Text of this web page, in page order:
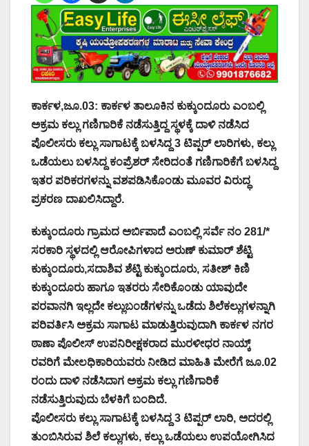
ಕಾರ್ಕಳ,ಜೂ.03: ಕಾರ್ಕಳ ತಾಲೂಕಿನ ಕುಕ್ಕುಂದೂರು ಎಂಬಲ್ಲಿ
ಅಕ್ರಮ ಕಲ್ಲು ಗಣಿಗಾರಿಕೆ ನಡೆಸುತ್ತಿದ್ದ ಸ್ಥಳಕ್ಕೆ ದಾಳಿ ನಡೆಸಿದ
ಪೊಲೀಸರು ಕಲ್ಲು ಸಾಗಾಟಕ್ಕೆ ಬಳಸಿದ್ದ 3 ಟಿಪ್ಪರ್ ಲಾರಿಗಳು, ಕಲ್ಲು
ಒಡೆಯಲು ಬಳಸಿದ್ದ ಕಂಪ್ರೆಶರ್ ಸೇರಿದಂತೆ ಗಣಿಗಾರಿಕೆಗೆ ಬಳಸಿದ್ದ
ಇತರ ಪರಿಕರಗಳನ್ನು ವಶಪಡಿಸಿಕೊಂಡು ಮೂವರ ವಿರುದ್ಧ
ಪ್ರಕರಣ ದಾಖಲಿಸಿದ್ದಾರೆ.
ಕುಕ್ಕುಂದೂರು ಗ್ರಾಮದ ಅರ್ಬಿಪಾದೆ ಎಂಬಲ್ಲಿ ಸರ್ವೆ ನಂ 281/*
ಸರಕಾರಿ ಸ್ಥಳದಲ್ಲಿ ಆರೋಪಿಗಳಾದ ಅರುಣ್ ಕುಮಾರ್ ಶೆಟ್ಟಿ
ಕುಕ್ಕುಂದೂರು,ಸದಾಶಿವ ಶೆಟ್ಟಿ ಕುಕ್ಕುಂದೂರು, ಸತೀಶ್ ಕಿಣಿ
ಕುಕ್ಕುಂದೂರು ಹಾಗೂ ಇತರರು ಸೇರಿಕೊಂಡು ಯಾವುದೇ
ಪರವಾನಗಿ ಇಲ್ಲದೇ ಕಲ್ಲುಬಂಡೆಗಳನ್ನು ಒಡೆದು ಶಿಲೆಕಲ್ಲುಗಳನ್ನಾಗಿ
ಪರಿವರ್ತಿಸಿ ಅಕ್ರಮ ಸಾಗಾಟ ಮಾಡುತ್ತಿರುವುದಾಗಿ ಕಾರ್ಕಳ ನಗರ
ಠಾಣಾ ಪೊಲೀಸ್ ಉಪನಿರೀಕ್ಷಕರಾದ ಮುರಳೀಧರ ನಾಯ್ಕ್
ರವರಿಗೆ ಮೇಲಧಿಕಾರಿಯವರು ನೀಡಿದ ಮಾಹಿತಿ ಮೇರೆಗೆ ಜೂ.02
ರಂದು ದಾಳಿ ನಡೆಸಿದಾಗ ಅಕ್ರಮ ಕಲ್ಲು ಗಣಿಗಾರಿಕೆ
ನಡೆಸುತ್ತಿರುವುದು ಬೆಳಕಿಗೆ ಬಂದಿದೆ.
ಪೊಲೀಸರು ಕಲ್ಲು ಸಾಗಾಟಕ್ಕೆ ಬಳಸಿದ್ದ 3 ಟಿಪ್ಪರ್ ಲಾರಿ, ಅದರಲ್ಲಿ
ತುಂಬಿಸಿರುವ ಶಿಲೆ ಕಲ್ಲುಗಳು, ಕಲ್ಲು ಒಡೆಯಲು ಉಪಯೋಗಿಸಿದ